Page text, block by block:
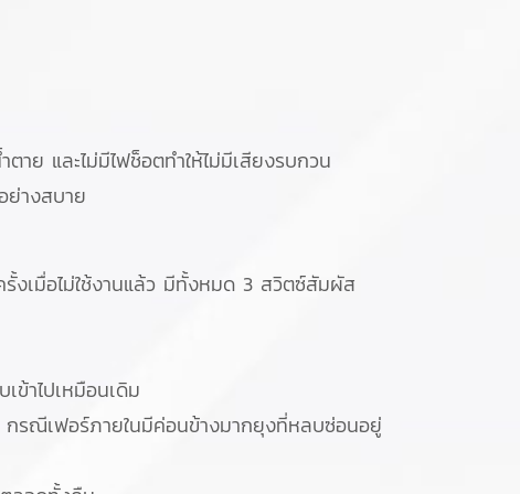
าย และไม่มีไฟช็อตทำให้ไม่มีเสียงรบกวน
ย่างสบาย
งเมื่อไม่ใช้งานแล้ว มีทั้งหมด 3 สวิตซ์สัมผัส
ข้าไปเหมือนเดิม
กรณีเฟอร์ภายในมีค่อนข้างมากยุงที่หลบซ่อนอยู่